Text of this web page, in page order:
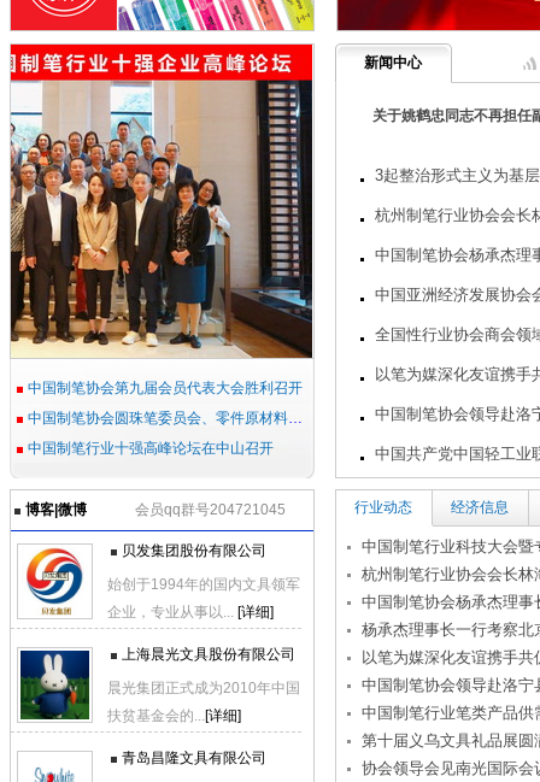
中国制笔协会第九届会员代表大会胜利召开
中国制笔协会圆珠笔委员会、零件原材料装备专业委员会2023年换届会议在上海召开
中国制笔行业十强高峰论坛在中山召开
新闻中心
关于姚鹤忠同志不再担任
3起整治形式主义为基
杭州制笔行业协会会长
中国制笔协会杨承杰理
中国亚洲经济发展协会
全国性行业协会商会领
以笔为媒深化友谊携手
中国制笔协会领导赴洛
中国共产党中国轻工业
第十届义乌文具礼品展
博客|微博 会员qq群号204721045
真彩文具股份有限公司
真彩文具“开学经济”催生文具
产品热销 新快报
贝发集团股份有限公司
始创于1994年的国内文具领军
企业，专业从事以...
[详细]
上海晨光文具股份有限公司
晨光集团正式成为2010年中国
扶贫基金会的...[详细]
青岛昌隆文具有限公司
创建于1988年，是集研发、生
真彩文具股份有限公司
产品热销 新快报[详细]
贝发集团股份有限公司
始创于1994年的国内文具领军
企业，专业从事以... [详细]
上海晨光文具股份有限公司
晨光集团正式成为2010年中国
扶贫基金会的...[详细]
青岛昌隆文具有限公司
行业动态 经济信息
中国制笔行业科技大会
杭州制笔行业协会会长林
中国制笔协会杨承杰理
杨承杰理事长一行考察
以笔为媒深化友谊携手共
中国制笔协会领导赴洛宁
中国制笔行业笔类产品
第十届义乌文具礼品展
协会领导会见南光国际